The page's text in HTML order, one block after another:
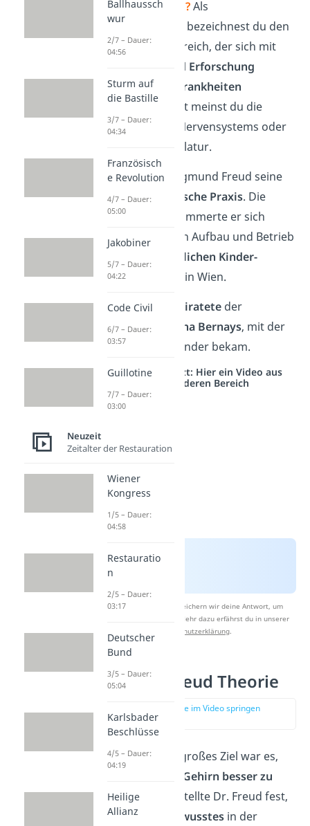
Schon gewusst?Als
Neuropathologie
bezeichnest du den
medizinischen Bereich, der sich mit
Diagnose und Erforschung
neurologischer Krankheiten
beschäftigt. Damit meinst du die
Erkrankung des Nervensystems oder
der Skelettmuskulatur.
1886 eröffnete Sigmund Freud seine
eigene neurologische Praxis. Die
nächsten Jahre kümmerte er sich
außerdem um den Aufbau und Betrieb
ersten öffentlichen Kinder-
Krankeninstituts
in Wien.
Zur selben Zeit
heiratete der
Psychologe
Martha Bernays, mit der
er später sechs Kinder bekam.
Studyflix vernetzt: Hier ein Video aus
einem anderen Bereich
Nach Beantwortung speichern wir deine Antwort, um
Studyflix zu verbessern. Mehr dazu erfährst du in unserer
Datenschutzerklärung.
Sigmund Freud Theorie
zur Stelle im Video springen
(00:51)
Sigmund Freuds großes Ziel war es,
menschliche Gehirn besser zu
verstehen
. 1889 stellte Dr. Freud fest,
dass etwas
Unbewusstes in der
Ballhaussch
wur
2/7 – Dauer:
04:56
Sturm auf
die Bastille
3/7 – Dauer:
04:34
Französisch
e Revolution
4/7 – Dauer:
05:00
Jakobiner
5/7 – Dauer:
04:22
Code Civil
6/7 – Dauer:
03:57
Guillotine
7/7 – Dauer:
03:00
Neuzeit
Zeitalter der Restauration
Wiener
Kongress
1/5 – Dauer:
04:58
Restauratio
n
2/5 – Dauer:
03:17
Deutscher
Bund
3/5 – Dauer:
05:04
Karlsbader
Beschlüsse
4/5 – Dauer:
04:19
Heilige
Allianz